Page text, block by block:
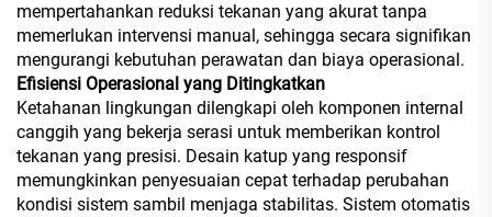
mempertahankan reduksi tekanan yang akurat tanpa
memerlukan intervensi manual, sehingga secara signifikan
mengurangi kebutuhan perawatan dan biaya operasional.
Efisiensi Operasional yang Ditingkatkan
Ketahanan lingkungan dilengkapi oleh komponen internal
canggih yang bekerja serasi untuk memberikan kontrol
tekanan yang presisi. Desain katup yang responsif
memungkinkan penyesuaian cepat terhadap perubahan
kondisi sistem sambil menjaga stabilitas. Sistem otomatis